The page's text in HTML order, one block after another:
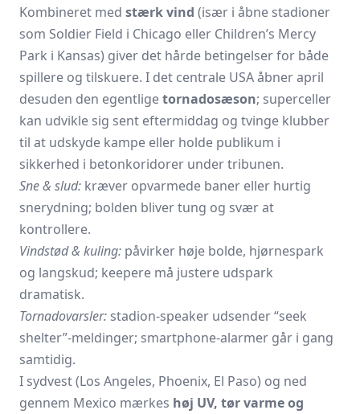
Kombineret med stærk vind (især i åbne stadioner
som Soldier Field i Chicago eller Children’s Mercy
Park i Kansas) giver det hårde betingelser for både
spillere og tilskuere. I det centrale USA åbner april
desuden den egentligetornadosæson; superceller
kan udvikle sig sent eftermiddag og tvinge klubber
til at udskyde kampe eller holde publikum i
sikkerhed i betonkoridorer under tribunen.
Sne & slud: kræver opvarmede baner eller hurtig
snerydning; bolden bliver tung og svær at
kontrollere.
Vindstød & kuling: påvirker høje bolde, hjørnespark
og langskud; keepere må justere udspark
dramatisk.
Tornadovarsler: stadion-speaker udsender “seek
shelter”-meldinger; smartphone-alarmer går i gang
samtidig.
I sydvest (Los Angeles, Phoenix, El Paso) og ned
gennem Mexico mærkes høj UV, tør varme og